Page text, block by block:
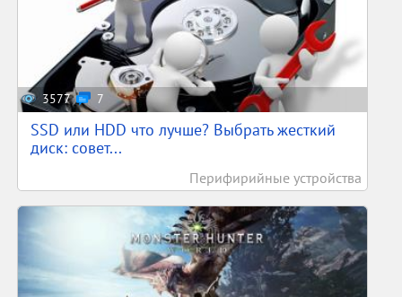
3577 7
SSD или HDD что лучше? Выбрать жесткий
диск: совет...
Перифирийные устройства